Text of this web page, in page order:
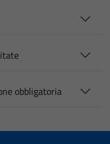
obbligatoria